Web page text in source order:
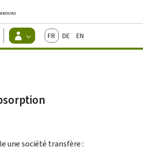
au menu principal
au contenu
Guichet.lu
Changer
d'espace
FrançaisDeutschEnglish
une société transfère :